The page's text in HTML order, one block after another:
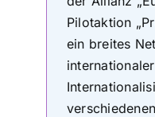
Pilotaktion
ein breites